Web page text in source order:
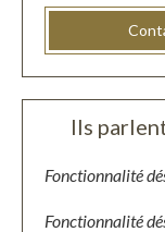
Ils
Fonctionnalité
Fonctionnalité